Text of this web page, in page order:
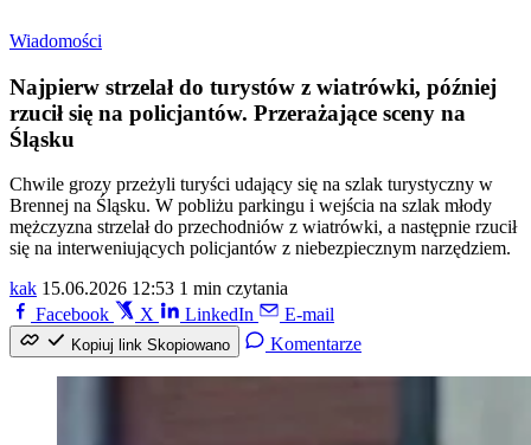
Wiadomości
Najpierw strzelał do turystów z wiatrówki, później
rzucił się na policjantów. Przerażające sceny na
Śląsku
Chwile grozy przeżyli turyści udający się na szlak turystyczny w
Brennej na Śląsku. W pobliżu parkingu i wejścia na szlak młody
mężczyzna strzelał do przechodniów z wiatrówki, a następnie rzucił
się na interweniujących policjantów z niebezpiecznym narzędziem.
kak 15.06.2026 12:53 1 min czytania
Facebook
X LinkedIn E-mail
Kopiuj link Skopiowano Komentarze